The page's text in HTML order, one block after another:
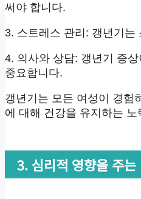
써야 합니다.
3. 스트레스 관리: 갱년기는
4. 의사와 상담: 갱년기 증
중요합니다.
갱년기는 모든 여성이 경험
에 대해 건강을 유지하는
3. 심리적 영향을 주는